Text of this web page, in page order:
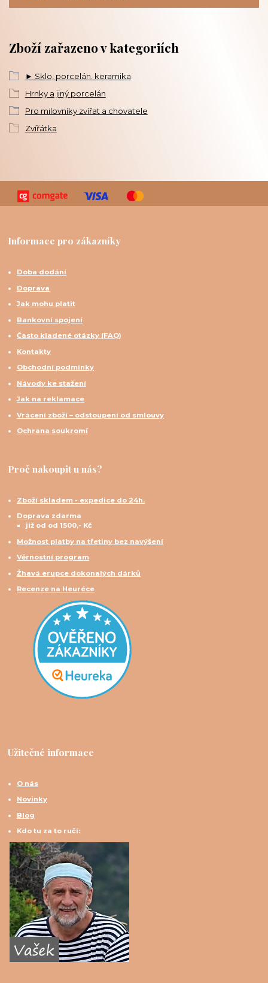
Zboží zařazeno v kategoriích
► Sklo, porcelán. keramika
Hrnky a jiný porcelán
Pro milovníky zvířat a chovatele
Zvířátka
Informace pro zákazníky
Doba dodání
Doprava
Jak mohu platit
Bankovní spojení
Často kladené otázky (FAQ)
Kontakty
Obchodní podmínky
Návody ke stažení
Jak na reklamace
Vrácení zboží – odstoupení od smlouvy
Ochrana soukromí
Proč nakoupit u nás?
Zboží skladem - expedice do 24h.
Doprava zdarma
již od od 1500,- Kč
Možnost platby na třetiny bez navýšení
Věrnostní program
Žhavá erupce dokonalých dárků
Recenze na Heuréce
Užitečné informace
O nás
Novinky
Blog
Kdo tu za to ručí: